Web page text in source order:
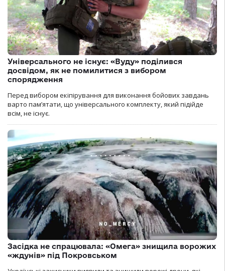
Універсального не існує: «Вуду» поділився
досвідом, як не помилитися з вибором
спорядження
Перед вибором екіпірування для виконання бойових завдань
варто пам’ятати, що універсального комплекту, який підійде
всім, не існує.
Засідка не спрацювала: «Омега» знищила ворожих
«ждунів» під Покровськом